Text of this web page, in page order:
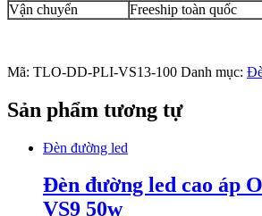
Vận chuyển
Freeship toàn quốc
Mã: TLO-DD-PLI-VS13-100 Danh mục:
Sản phẩm tương tự
Đèn đường led
Đèn đường led cao áp
VS9 50w